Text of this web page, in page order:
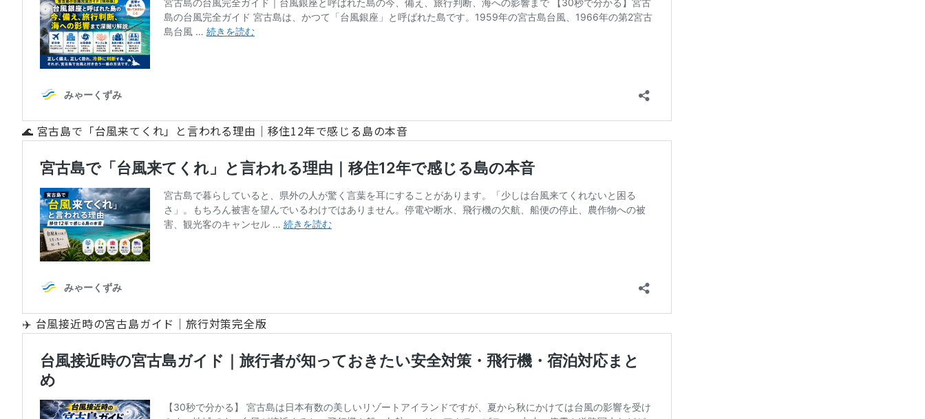
🌊 宮古島で「台風来てくれ」と言われる理由｜移住12年で感じる島の本音
✈️ 台風接近時の宮古島ガイド｜旅行対策完全版